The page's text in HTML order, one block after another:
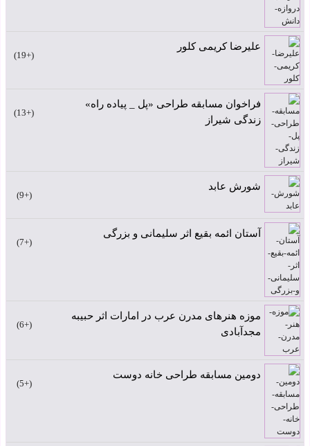
علیرضا کریمی کلور
+19
فراخوان مسابقه طراحی «پل _ پیاده راه»
زندگی شیراز
+13
شورش عابد
+9
آستان ائمه بقیع اثر سلیمانی و بزرگی
+7
موزه هنرهای مدرن عرب در امارات اثر حبیبه
مجدآبادی
+6
دومین مسابقه طراحی خانه دوست
+5